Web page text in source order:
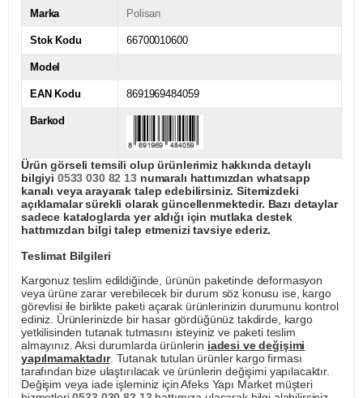
Marka Polisan
Stok Kodu 66700010600
Model
EAN Kodu 8691969484059
Barkod
Ürün görseli temsili olup ürünlerimiz hakkında detaylı
bilgiyi 0533 030 82 13numaralı hattımızdan whatsapp
kanalı veya arayarak talep edebilirsiniz. Sitemizdeki
açıklamalar sürekli olarak güncellenmektedir. Bazı detaylar
sadece kataloglarda yer aldığı için mutlaka destek
hattımızdan bilgi talep etmenizi tavsiye ederiz.
Teslimat Bilgileri
Kargonuz teslim edildiğinde, ürünün paketinde deformasyon
veya ürüne zarar verebilecek bir durum söz konusu ise, kargo
görevlisi ile birlikte paketi açarak ürünlerinizin durumunu kontrol
ediniz. Ürünlerinizde bir hasar gördüğünüz takdirde, kargo
yetkilisinden tutanak tutmasını isteyiniz ve paketi teslim
almayınız. Aksi durumlarda ürünlerin iadesi ve değişimi
yapılmamaktadır. Tutanak tutulan ürünler kargo firması
tarafından bize ulaştırılacak ve ürünlerin değişimi yapılacaktır.
Değişim veya iade işleminiz için Afeks Yapı Market müşteri